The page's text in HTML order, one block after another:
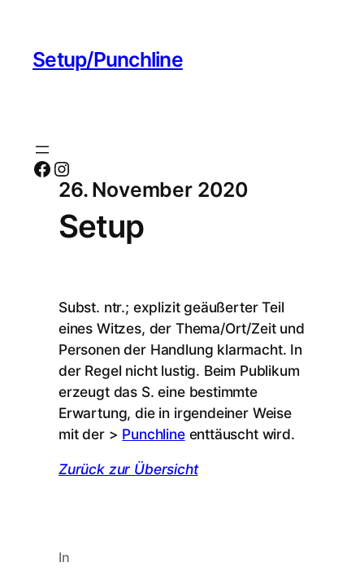
Setup/Punchline
Facebook Instagram
26. November 2020
Setup
Subst. ntr.; explizit geäußerter Teil
eines Witzes, der Thema/Ort/Zeit und
Personen der Handlung klarmacht. In
der Regel nicht lustig. Beim Publikum
erzeugt das S. eine bestimmte
Erwartung, die in irgendeiner Weise
mit der > Punchlineenttäuscht wird.
Zurück zur Übersicht
In